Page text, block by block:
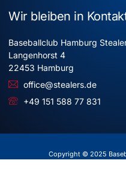
Wir bleiben in
Baseballclub Hamburg
Langenhorst 4
22453 Hamburg
office@stealers.de
+49 151 588 77 831
Copyright © 2025